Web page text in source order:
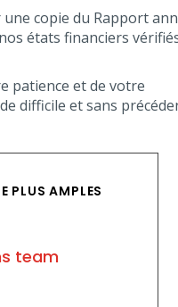
copie du Rapport
états financiers
patience et de votre
difficile et sans
PLUS AMPLES
team